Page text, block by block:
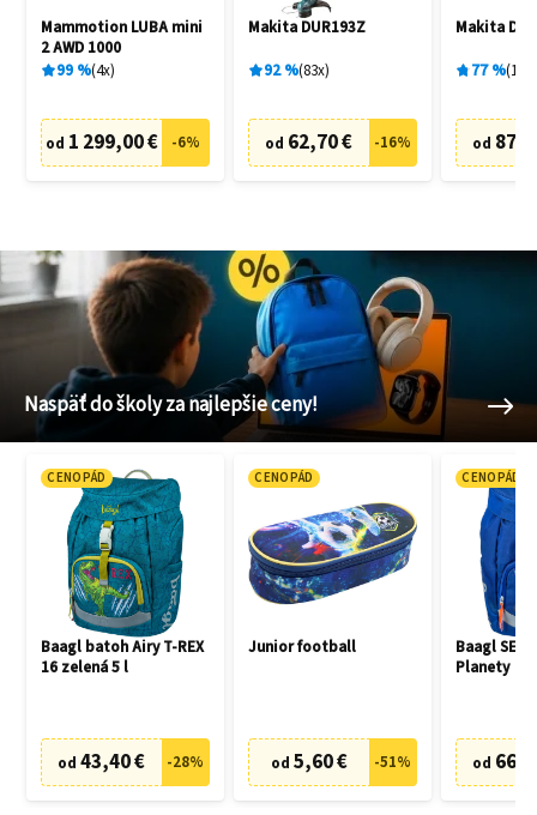
Mammotion LUBA mini
2 AWD 1000
99% 4x
od 1 299,00 € -6%
Makita DUR193Z
92% 83x
od 62,70 € -16%
Makita
77% 19
od
Naspäť do školy za najlepšie ceny!
CENOPÁD
Baagl batoh Airy T-REX
16 zelená 5 l
od 43,40 € -28%
CENOPÁD
Junior football
od 5,60 € -51%
CENOPÁD
Baagl SET
Planety
od